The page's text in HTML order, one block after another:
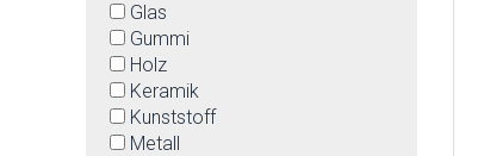
Glas
Gummi
Holz
Keramik
Kunststoff
Metall